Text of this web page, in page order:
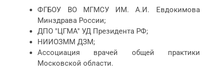
ФГБОУ ВО МГМСУ ИМ. А.И. Евдокимова
Минздрава России;
ДПО "ЦГМА" УД Президента РФ;
НИИОЗММ ДЗМ;
Ассоциация врачей общей практики
Московской области.